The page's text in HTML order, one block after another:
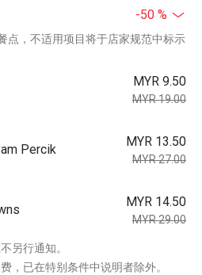
-50 %
点，不适用项目将于店家规范中标示
MYR 9.50
MYR 19.00
Percik
MYR 13.50
MYR 27.00
MYR 14.50
MYR 29.00
另行通知。
，已在特别条件中说明者除外。